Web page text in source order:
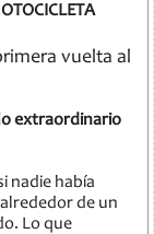
vuelta al
extraordinario
nadie había
de un
Lo que